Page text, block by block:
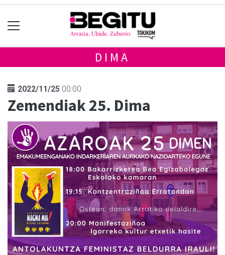
DIMA
2022/11/25 00:00
Zemendiak 25. Dima